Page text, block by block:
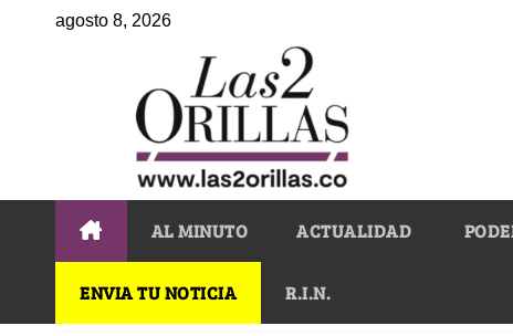
agosto 8, 2026
AL MINUTO ACTUALIDAD
ENVIA TU NOTICIA R.I.N.